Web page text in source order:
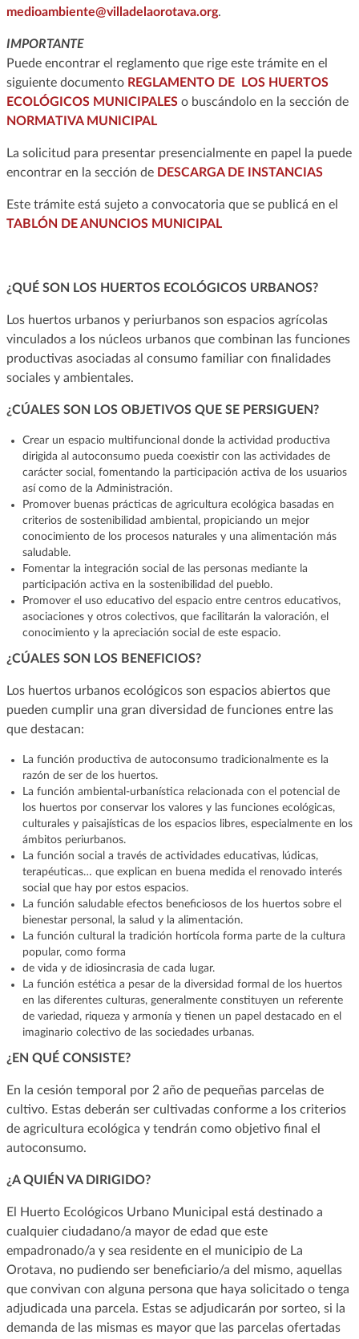
medioambiente@villadelaorotava.org.
IMPORTANTE
Puede encontrar el reglamento que rige este trámite en el
siguiente documento REGLAMENTO DE LOS HUERTOS
ECOLÓGICOS MUNICIPALESo buscándolo en la sección de
NORMATIVA MUNICIPAL
La solicitud para presentar presencialmente en papel la puede
encontrar en la sección de DESCARGA DE INSTANCIAS
Este trámite está sujeto a convocatoria que se publicá en el
TABLÓN DE ANUNCIOS MUNICIPAL
¿QUÉ SON LOS HUERTOS ECOLÓGICOS URBANOS?
Los huertos urbanos y periurbanos son espacios agrícolas
vinculados a los núcleos urbanos que combinan las funciones
productivas asociadas al consumo familiar con finalidades
sociales y ambientales.
¿CÚALES SON LOS OBJETIVOS QUE SE PERSIGUEN?
Crear un espacio multifuncional donde la actividad productiva
dirigida al autoconsumo pueda coexistir con las actividades de
carácter social, fomentando la participación activa de los usuarios
así como de la Administración.
Promover buenas prácticas de agricultura ecológica basadas en
criterios de sostenibilidad ambiental, propiciando un mejor
conocimiento de los procesos naturales y una alimentación más
saludable.
Fomentar la integración social de las personas mediante la
participación activa en la sostenibilidad del pueblo.
Promover el uso educativo del espacio entre centros educativos,
asociaciones y otros colectivos, que facilitarán la valoración, el
conocimiento y la apreciación social de este espacio.
¿CÚALES SON LOS BENEFICIOS?
Los huertos urbanos ecológicos son espacios abiertos que
pueden cumplir una gran diversidad de funciones entre las
que destacan:
La función productiva de autoconsumo tradicionalmente es la
razón de ser de los huertos.
La función ambiental-urbanística relacionada con el potencial de
los huertos por conservar los valores y las funciones ecológicas,
culturales y paisajísticas de los espacios libres, especialmente en los
ámbitos periurbanos.
La función social a través de actividades educativas, lúdicas,
terapéuticas… que explican en buena medida el renovado interés
social que hay por estos espacios.
La función saludable efectos beneficiosos de los huertos sobre el
bienestar personal, la salud y la alimentación.
La función cultural la tradición hortícola forma parte de la cultura
popular, como forma
de vida y de idiosincrasia de cada lugar.
La función estética a pesar de la diversidad formal de los huertos
en las diferentes culturas, generalmente constituyen un referente
de variedad, riqueza y armonía y tienen un papel destacado en el
imaginario colectivo de las sociedades urbanas.
¿EN QUÉ CONSISTE?
En la cesión temporal por 2 año de pequeñas parcelas de
cultivo. Estas deberán ser cultivadas conforme a los criterios
de agricultura ecológica y tendrán como objetivo final el
autoconsumo.
¿A QUIÉN VA DIRIGIDO?
El Huerto Ecológicos Urbano Municipal está destinado a
cualquier ciudadano/a mayor de edad que este
empadronado/a y sea residente en el municipio de La
Orotava, no pudiendo ser beneficiario/a del mismo, aquellas
que convivan con alguna persona que haya solicitado o tenga
adjudicada una parcela. Estas se adjudicarán por sorteo, si la
demanda de las mismas es mayor que las parcelas ofertadas